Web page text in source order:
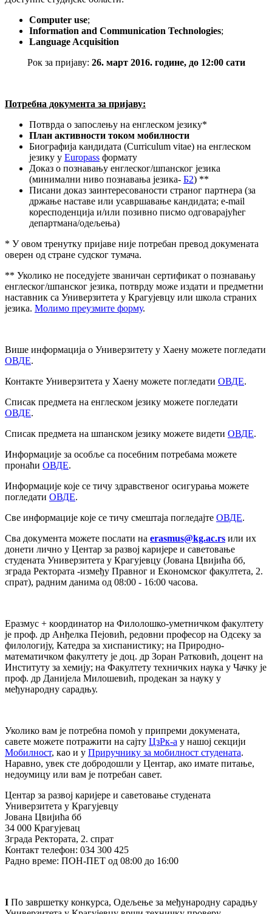
Computer use;
Information and Communication Technologies;
Language Acquisition
Рок за пријаву: 26. март 2016. године, до 12:00 сати
Потребна документа за пријаву:
Потврда о запослењу на енглеском језику*
План активности током мобилности
Биографија кандидата (Curriculum vitae) на енглеском
језику у Еuropass формату
Доказ о познавању енглеског/шпанског језика
(минимални ниво познавања језика- Б2) **
Писaни доказ заинтересованости страног партнера (за
држање наставе или усавршавање кандидата; e-mail
коресподенција и/или позивно писмо одговарајућег
департмана/одељења)
* У овом тренутку пријаве није потребан превод докумената
оверен од стране судског тумача.
** Уколико не поседујете званичан сертификат о познавању
енглеског/шпанског језика, потврду може издати и предметни
наставник са Универзитета у Крагујевцу или школа страних
језика. Молимо преузмите форму.
Више информација о Универзитету у Хаену можете погледати
ОВДЕ.
Контакте Универзитета у Хаену можете погледати ОВДЕ.
Списак предмета на енглеском језику можете погледати
ОВДЕ.
Списак предмета на шпанском језику можете видети ОВДЕ.
Информације за особље са посебним потребама можете
пронаћи ОВДЕ.
Информације које се тичу здравственог осигурања можете
погледати ОВДЕ.
Све информације које се тичу смештаја погледајте ОВДЕ.
Сва документа можете послати на erasmus@kg.ac.rs или их
донети лично у Центар за развој каријере и саветовање
студената Универзитета у Крагујевцу (Јована Цвијића бб,
зграда Ректората -између Правног и Економског факултета, 2.
спрат), радним данима од 08:00 - 16:00 часова.
Еразмус + координатор на Филолошко-уметничком факултету
је проф. др Анђелка Пејовић, редовни професор на Одсеку за
филологију, Катедра за хиспанистику; на Природно-
математичком факултету је доц. др Зоран Ратковић, доцент на
Институту за хемију; на Факултету техничких наука у Чачку је
проф. др Данијела Милошевић, продекан за науку у
међународну сарадњу.
Уколико вам је потребна помоћ у припреми докумената,
савете можете потражити на сајту ЦзРк-а у нашој секцији
Мобилност, као и у Приручнику за мобилност студената.
Наравно, увек сте добродошли у Центар, ако имате питање,
недоумицу или вам је потребан савет.
Центар за развој каријере и саветовање студената
Универзитета у Крагујевцу
Јована Цвијића бб
34 000 Крагујевац
Зграда Ректората, 2. спрат
Контакт телефон: 034 300 425
Радно време: ПОН-ПЕТ од 08:00 до 16:00
I По завршетку конкурса, Одељење за међународну сарадњу